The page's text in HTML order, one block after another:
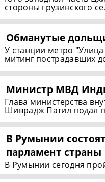
стороны грузинского
Обманутые
У станции метро
митинг пострадавших
Министр МВД
Глава министерства
Шиврадж Патил подал
В Румынии
парламент страны
В Румынии сегодня